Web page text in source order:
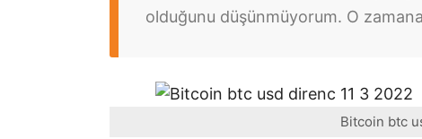
olduğunu düşünmüyorum. O
Bitcoin btc